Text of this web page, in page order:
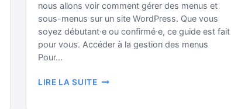
nous allons voir comment gérer des menus et
sous-menus sur un site WordPress. Que vous
soyez débutant·e ou confirmé·e, ce guide est fait
pour vous. Accéder à la gestion des menus
Pour…
LIRE LA SUITEGÉRER